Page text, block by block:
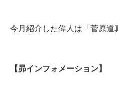
今月紹介した偉人は「菅原道
【昴インフォメーション】